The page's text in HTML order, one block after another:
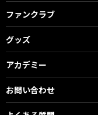
ファンクラブ
グッズ
アカデミー
お問い合わせ